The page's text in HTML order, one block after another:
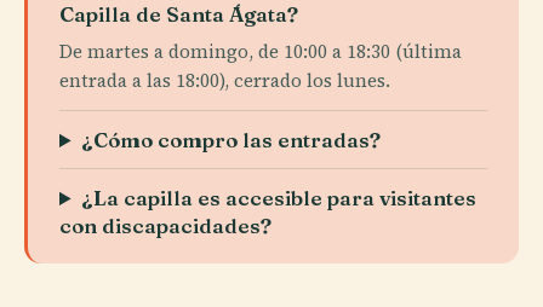
Capilla de Santa Ágata?
De martes a domingo, de 10:00 a 18:30 (última
entrada a las 18:00), cerrado los lunes.
¿Cómo compro las entradas?
¿La capilla es accesible para visitantes
con discapacidades?